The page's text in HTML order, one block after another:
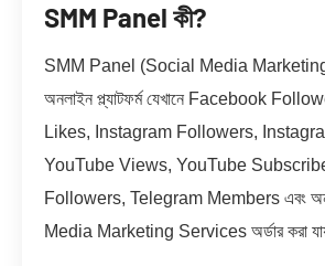
SMM Panel কী?
SMM Panel (Social Media
অনলাইন প্ল্যাটফর্ম যেখানে Facebook
Likes, Instagram Followers,
YouTube Views, YouTube
Followers, Telegram Members এবং
Media Marketing Services অর্ডার করা